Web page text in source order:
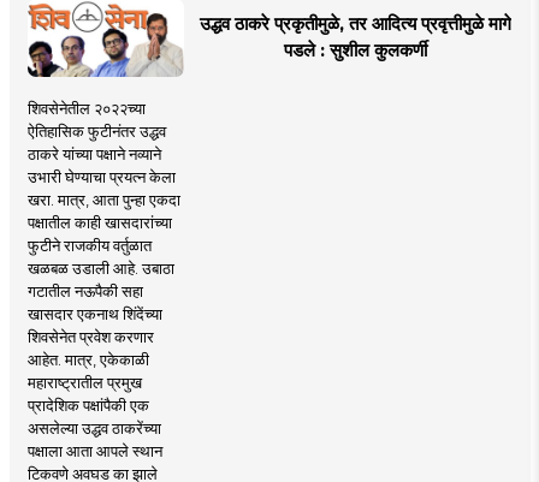
उद्धव ठाकरे प्रकृतीमुळे, तर आदित्य प्रवृत्तीमुळे मागे
पडले : सुशील कुलकर्णी
शिवसेनेतील २०२२च्या
ऐतिहासिक फुटीनंतर उद्धव
ठाकरे यांच्या पक्षाने नव्याने
उभारी घेण्याचा प्रयत्न केला
खरा. मात्र, आता पुन्हा एकदा
पक्षातील काही खासदारांच्या
फुटीने राजकीय वर्तुळात
खळबळ उडाली आहे. उबाठा
गटातील नऊपैकी सहा
खासदार एकनाथ शिंदेंच्या
शिवसेनेत प्रवेश करणार
आहेत. मात्र, एकेकाळी
महाराष्ट्रातील प्रमुख
प्रादेशिक पक्षांपैकी एक
असलेल्या उद्धव ठाकरेंच्या
पक्षाला आता आपले स्थान
टिकवणे अवघड का झाले